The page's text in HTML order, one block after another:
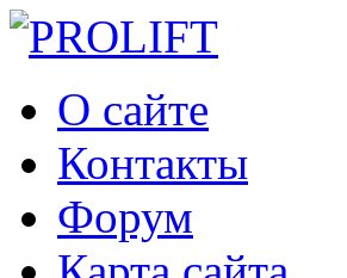
О сайте
Контакты
Форум